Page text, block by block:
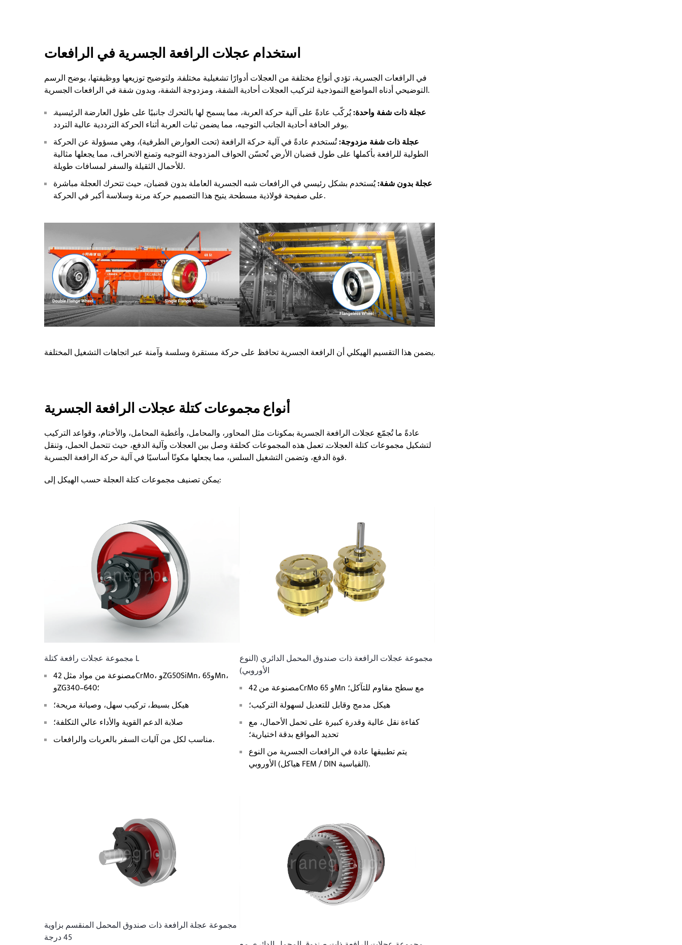
استخدام عجلات الرافعة الجسرية في الرافعات
في الرافعات الجسرية، تؤدي أنواع مختلفة من العجلات أدوارًا تشغيلية مختلفة. ولتوضيح توزيعها ووظيفتها، يوضح الرسم
التوضيحي أدناه المواضع النموذجية لتركيب العجلات أحادية الشفة، ومزدوجة الشفة، وبدون شفة في الرافعات الجسرية.
عجلة ذات شفة واحدة:يُركّب عادةً على آلية حركة العربة، مما يسمح لها بالتحرك جانبيًا على طول العارضة الرئيسية.
يوفر الحافة أحادية الجانب التوجيه، مما يضمن ثبات العربة أثناء الحركة الترددية عالية التردد.
عجلة ذات شفة مزدوجة:تُستخدم عادةً في آلية حركة الرافعة (تحت العوارض الطرفية)، وهي مسؤولة عن الحركة
الطولية للرافعة بأكملها على طول قضبان الأرض. تُحسّن الحواف المزدوجة التوجيه وتمنع الانحراف، مما يجعلها مثالية
للأحمال الثقيلة والسفر لمسافات طويلة.
عجلة بدون شفة:يُستخدم بشكل رئيسي في الرافعات شبه الجسرية العاملة بدون قضبان، حيث تتحرك العجلة مباشرة
على صفيحة فولاذية مسطحة. يتيح هذا التصميم حركة مرنة وسلاسة أكبر في الحركة.
يضمن هذا التقسيم الهيكلي أن الرافعة الجسرية تحافظ على حركة مستقرة وسلسة وآمنة عبر اتجاهات التشغيل المختلفة.
أنواع مجموعات كتلة عجلات الرافعة الجسرية
عادةً ما تُجمّع عجلات الرافعة الجسرية بمكونات مثل المحاور، والمحامل، وأغطية المحامل، والأختام، وقواعد التركيب
لتشكيل مجموعات كتلة العجلات. تعمل هذه المجموعات كحلقة وصل بين العجلات وآلية الدفع، حيث تتحمل الحمل، وتنقل
قوة الدفع، وتضمن التشغيل السلس، مما يجعلها مكونًا أساسيًا في آلية حركة الرافعة الجسرية.
يمكن تصنيف مجموعات كتلة العجلة حسب الهيكل إلى:
مجموعة عجلات رافعة كتلة L
مصنوعة من مواد مثل 42CrMo، وZG50SiMn، و65Mn،
وZG340–640؛
هيكل بسيط، تركيب سهل، وصيانة مريحة؛
صلابة الدعم القوية والأداء عالي التكلفة؛
مناسب لكل من آليات السفر بالعربات والرافعات.
مجموعة عجلات الرافعة ذات صندوق المحمل الدائري (النوع
الأوروبي)
مصنوعة من 42CrMo و 65Mn مع سطح مقاوم للتآكل؛
هيكل مدمج وقابل للتعديل لسهولة التركيب؛
كفاءة نقل عالية وقدرة كبيرة على تحمل الأحمال، مع
تحديد المواقع بدقة اختيارية؛
يتم تطبيقها عادة في الرافعات الجسرية من النوع
الأوروبي (هياكل FEM / DIN القياسية).
مجموعة عجلة الرافعة ذات صندوق المحمل المنقسم بزاوية
45 درجة